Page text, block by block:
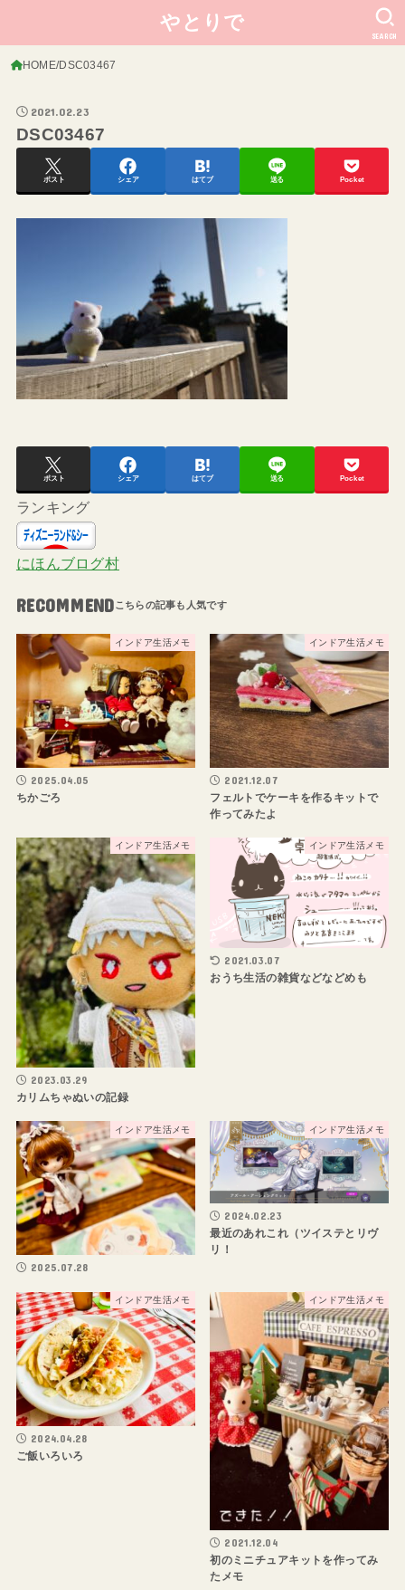
やとりで
SEARCH
HOME DSC03467
2021.02.23
DSC03467
ポスト シェア はてブ 送る Pocket
ポスト シェア はてブ 送る Pocket
ランキング
にほんブログ村
RECOMMEND
インドア生活メモ
2025.04.05
ちかごろ
インドア生活メモ
2021.12.07
フェルトでケーキを作るキットで
作ってみたよ
インドア生活メモ
2023.03.29
カリムちゃぬいの記録
インドア生活メモ
2021.03.07
おうち生活の雑貨などなどめも
インドア生活メモ
2025.07.28
インドア生活メモ
2024.02.23
最近のあれこれ（ツイステとリヴ
リ！
インドア生活メモ
2024.04.28
ご飯いろいろ
インドア生活メモ
2021.12.04
初のミニチュアキットを作ってみ
たメモ